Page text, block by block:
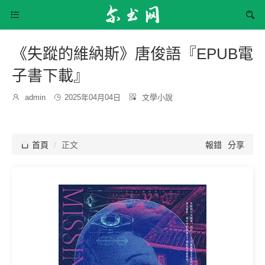


《失蹤的維納斯》唐俊語『EPUB電
子書下載』

博
admin  發
2025年04月04日 
分
文學小說
 首頁 正文 報錯 分享